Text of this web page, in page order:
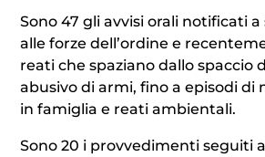
Sono 47 gli avvisi orali notificati
alle forze dell’ordine e
reati che spaziano dallo spaccio
abusivo di armi, fino a episodi
in famiglia e reati ambientali.
Sono 20 i provvedimenti seguiti